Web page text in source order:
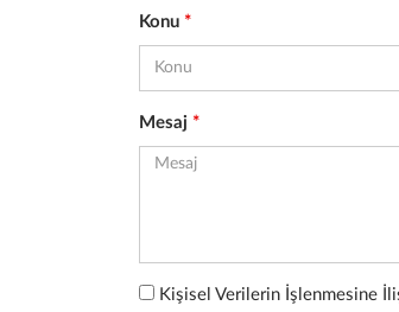
Konu *
Mesaj *
Kişisel Verilerin İşlenmesine